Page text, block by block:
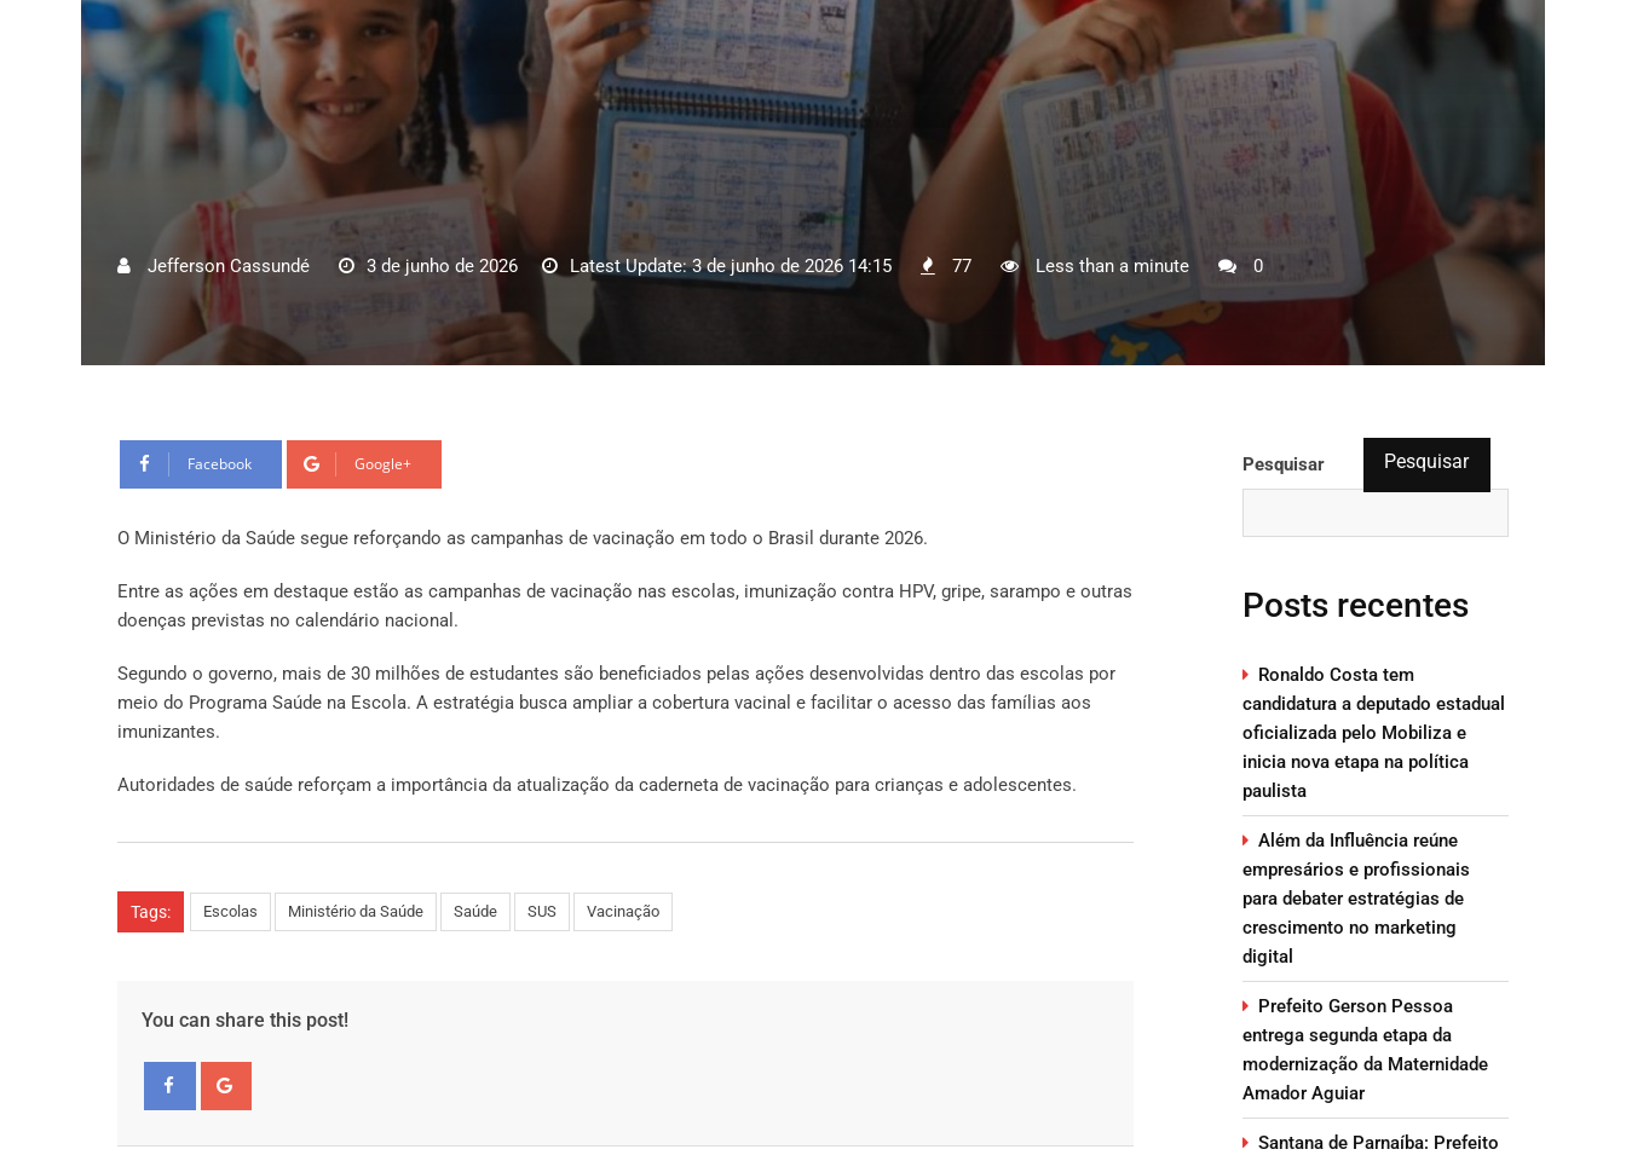
Jefferson Cassundé 3 de junho de 2026 Latest Update: 3 de junho de 2026 14:15 77 Less than a minute 0
Facebook Google+
O Ministério da Saúde segue reforçando as campanhas de vacinação em todo o Brasil durante 2026.
Entre as ações em destaque estão as campanhas de vacinação nas escolas, imunização contra HPV, gripe, sarampo e outras
doenças previstas no calendário nacional.
Segundo o governo, mais de 30 milhões de estudantes são beneficiados pelas ações desenvolvidas dentro das escolas por
meio do Programa Saúde na Escola. A estratégia busca ampliar a cobertura vacinal e facilitar o acesso das famílias aos
imunizantes.
Autoridades de saúde reforçam a importância da atualização da caderneta de vacinação para crianças e adolescentes.
Tags: Escolas Ministério da Saúde Saúde SUS Vacinação
You can share this post!
Pesquisar Pesquisar
Posts recentes
Ronaldo Costa tem
candidatura a deputado estadual
oficializada pelo Mobiliza e
inicia nova etapa na política
paulista
Além da Influência reúne
empresários e profissionais
para debater estratégias de
crescimento no marketing
digital
Prefeito Gerson Pessoa
entrega segunda etapa da
modernização da Maternidade
Amador Aguiar
Santana de Parnaíba: Prefeito